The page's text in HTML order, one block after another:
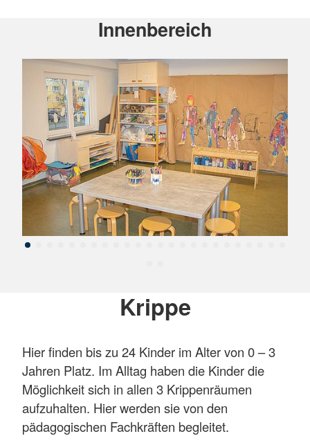
Innenbereich
Krippe
Hier finden bis zu 24 Kinder im Alter von 0 – 3
Jahren Platz. Im Alltag haben die Kinder die
Möglichkeit sich in allen 3 Krippenräumen
aufzuhalten. Hier werden sie von den
pädagogischen Fachkräften begleitet.